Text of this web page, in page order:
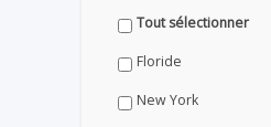
Tout sélectionner
Floride
New York